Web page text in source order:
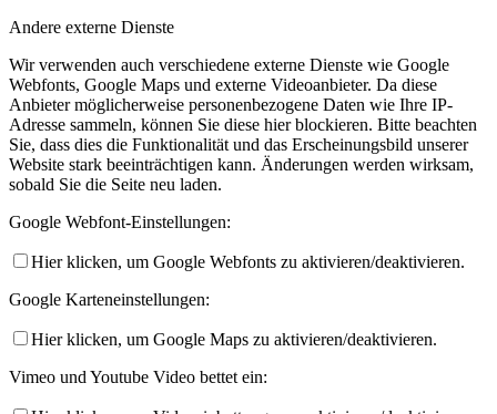
Andere externe Dienste
Wir verwenden auch verschiedene externe Dienste wie Google
Webfonts, Google Maps und externe Videoanbieter. Da diese
Anbieter möglicherweise personenbezogene Daten wie Ihre IP-
Adresse sammeln, können Sie diese hier blockieren. Bitte beachten
Sie, dass dies die Funktionalität und das Erscheinungsbild unserer
Website stark beeinträchtigen kann. Änderungen werden wirksam,
sobald Sie die Seite neu laden.
Google Webfont-Einstellungen:
Hier klicken, um Google Webfonts zu aktivieren/deaktivieren.
Google Karteneinstellungen:
Hier klicken, um Google Maps zu aktivieren/deaktivieren.
Vimeo und Youtube Video bettet ein: